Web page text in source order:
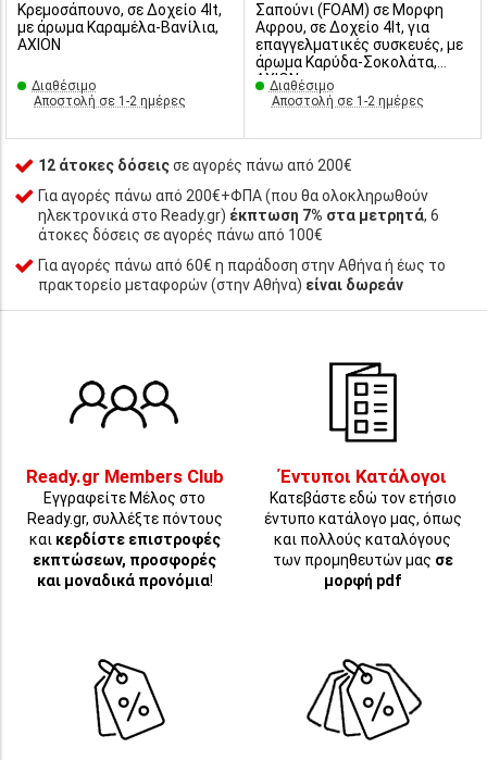
Κρεμοσάπουνο, σε Δοχείο 4lt,
με άρωμα Καραμέλα-Βανίλια,
AXION
Διαθέσιμο
Αποστολή σε 1-2 ημέρες
Σαπούνι (FOAM) σε Μορφη
Αφρου, σε Δοχείο 4lt, για
επαγγελματικές συσκευές, με
άρωμα Καρύδα-Σοκολάτα,
AXION
Διαθέσιμο
Αποστολή σε 1-2 ημέρες
12 άτοκες δόσειςσε αγορές πάνω από 200€
Για αγορές πάνω από 200€+ΦΠΑ (που θα ολοκληρωθούν
ηλεκτρονικά στο Ready.gr) έκπτωση 7% στα μετρητά, 6
άτοκες δόσεις σε αγορές πάνω από 100€
Για αγορές πάνω από 60€ η παράδοση στην Αθήνα ή έως το
πρακτορείο μεταφορών (στην Αθήνα) είναι δωρεάν
Ready.gr Members Club
Εγγραφείτε Μέλος στο
Ready.gr, συλλέξτε πόντους
και κερδίστε επιστροφές
εκπτώσεων, προσφορές
και μοναδικά προνόμια!
Έντυποι Κατάλογοι
Κατεβάστε εδώ τον ετήσιο
έντυπο κατάλογο μας, όπως
και πολλούς καταλόγους
των προμηθευτών μας σε
μορφή pdf